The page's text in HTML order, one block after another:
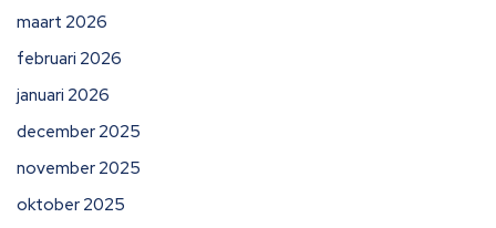
maart 2026
februari 2026
januari 2026
december 2025
november 2025
oktober 2025